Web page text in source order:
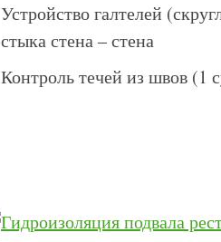
Устройство галтелей
стыка стена – стена
Контроль течей из швов (1